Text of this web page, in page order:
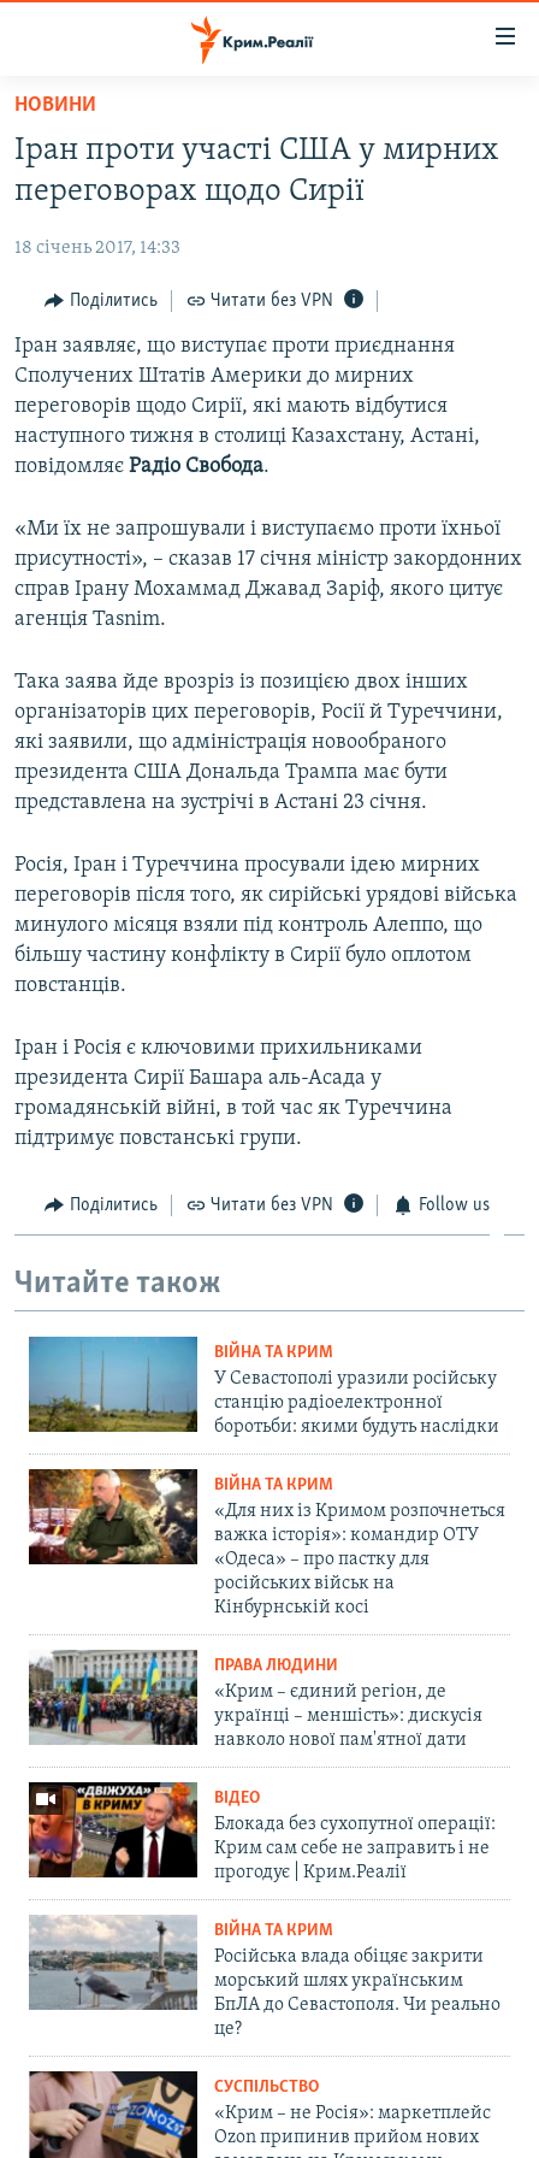
Перейти
основного
матеріалу
Перейти
до
навігації
Перейти
до
пошуку
ВОДА.КРИМ
ВІДЕО ТА ФОТО
ПОЛІТИКА
БЛОГИ
ПОГЛЯД
ІНТЕРВ'Ю
ВСЕ ЗА ДЕНЬ
СПЕЦПРОЕКТИ
ДЕПОРТАЦІЯ
ВІДЕОУРОКИ «ELIFBE»
СВІДЧЕННЯ ОКУПАЦІЇ
ІНФОГРАФІКА
ЯК ОБІЙТИ БЛОКУВАННЯ
Русский
Qırımtatar
ДОЛУЧАЙСЯ!
Усі сайти RFE/RL
НОВИНИ
Іран проти участі США у мирних
переговорах щодо Сирії
18 січень 2017, 14:33
Поділитись Читати без VPN
Іран заявляє, що виступає проти приєднання
Сполучених Штатів Америки до мирних
переговорів щодо Сирії, які мають відбутися
наступного тижня в столиці Казахстану, Астані,
повідомляє Радіо Свобода.
«Ми їх не запрошували і виступаємо проти їхньої
присутності», – сказав 17 січня міністр закордонних
справ Ірану Мохаммад Джавад Заріф, якого цитує
агенція Tasnim.
Така заява йде врозріз із позицією двох інших
організаторів цих переговорів, Росії й Туреччини,
які заявили, що адміністрація новообраного
президента США Дональда Трампа має бути
представлена на зустрічі в Астані 23 січня.
Росія, Іран і Туреччина просували ідею мирних
переговорів після того, як сирійські урядові війська
минулого місяця взяли під контроль Алеппо, що
більшу частину конфлікту в Сирії було оплотом
повстанців.
Іран і Росія є ключовими прихильниками
президента Сирії Башара аль-Асада у
громадянській війні, в той час як Туреччина
підтримує повстанські групи.
Поділитись Читати без VPN Follow us
Читайте також
ВІЙНА ТА КРИМ
У Севастополі уразили російську
станцію радіоелектронної
боротьби: якими будуть наслідки
ВІЙНА ТА КРИМ
«Для них із Кримом розпочнеться
важка історія»: командир ОТУ
«Одеса» – про пастку для
російських військ на
Кінбурнській косі
ПРАВА ЛЮДИНИ
«Крим – єдиний регіон, де
українці – меншість»: дискусія
навколо нової пам'ятної дати
ВІДЕО
Блокада без сухопутної операції:
Крим сам себе не заправить і не
прогодує | Крим.Реалії
ВІЙНА ТА КРИМ
Російська влада обіцяє закрити
морський шлях українським
БпЛА до Севастополя. Чи реально
це?
СУСПІЛЬСТВО
«Крим – не Росія»: маркетплейс
Ozon припинив прийом нових